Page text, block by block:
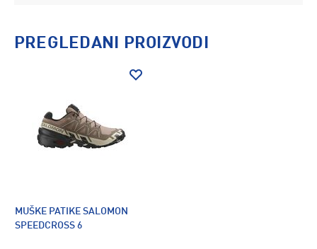
PREGLEDANI PROIZVODI
MUŠKE PATIKE SALOMON
SPEEDCROSS 6